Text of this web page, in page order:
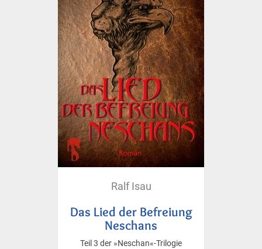
Ralf Isau
Das Lied der Befreiung
Neschans
Teil 3 der »Neschan«-Trilogie